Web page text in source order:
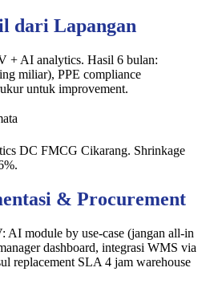
dari Lapangan
+ AI analytics. Hasil 6 bulan:
miliar), PPE compliance
untuk improvement.
DC FMCG Cikarang. Shrinkage
& Procurement
AI module by use-case (jangan all-in
dashboard, integrasi WMS via
replacement SLA 4 jam warehouse